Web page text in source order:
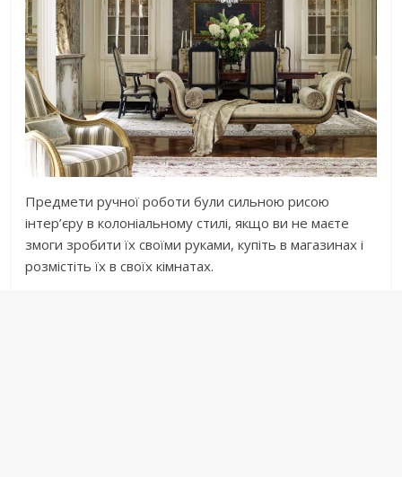
Предмети ручної роботи були сильною рисою
інтер’єру в колоніальному стилі, якщо ви не маєте
змоги зробити їх своїми руками, купіть в магазинах і
розмістіть їх в своїх кімнатах.